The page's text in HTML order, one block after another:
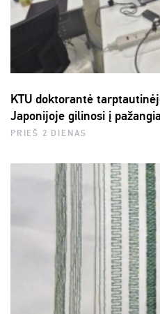
KTU doktorantė
Japonijoje gilinosi į
PRIEŠ 2 DIENAS